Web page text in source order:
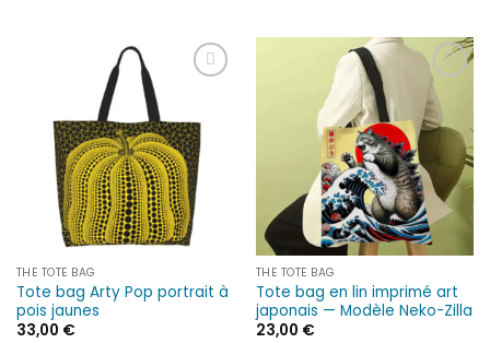
d’envies
THE TOTE BAG
Tote bag Arty Pop portrait à
pois jaunes
33,00 €
Ajouter
à la liste
d’envies
THE TOTE BAG
Tote bag en lin imprimé art
japonais — Modèle Neko-Zilla
23,00 €